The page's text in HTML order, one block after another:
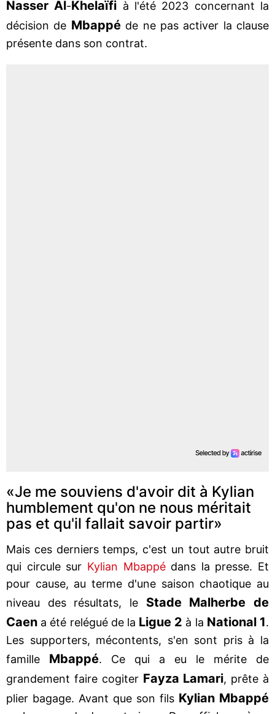
Nasser Al-Khelaïfi à l'été 2023 concernant la
décision de Mbappé de ne pas activer la clause
présente dans son contrat.
«Je me souviens d'avoir dit à Kylian
humblement qu'on ne nous méritait
pas et qu'il fallait savoir partir»
Mais ces derniers temps, c'est un tout autre bruit
qui circule sur Kylian Mbappédans la presse. Et
pour cause, au terme d'une saison chaotique au
niveau des résultats, le Stade Malherbe de
Caen a été relégué de la Ligue 2 à la National 1.
Les supporters, mécontents, s'en sont pris à la
famille Mbappé. Ce qui a eu le mérite de
grandement faire cogiter Fayza Lamari, prête à
plier bagage. Avant que son fils Kylian Mbappé